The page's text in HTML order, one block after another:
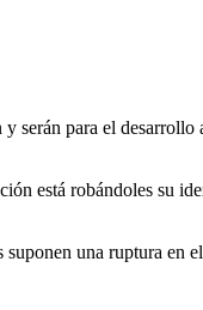
serán para el
está robándoles su
una ruptura en